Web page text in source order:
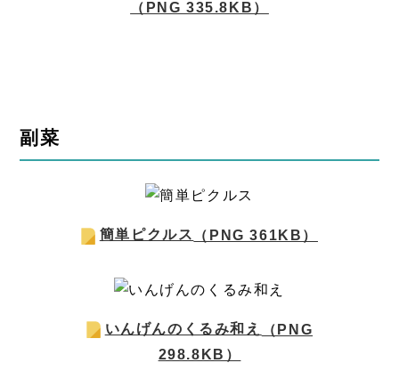
（PNG 335.8KB）
副菜
簡単ピクルス （PNG 361KB）
いんげんのくるみ和え
（PNG
298.8KB）